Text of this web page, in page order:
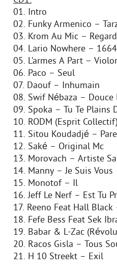
01. Intro
02. Funky Armenico –
03. Krom Au Mic –
04. Lario Nowhere – 1664
05. L’armes A Part –
06. Paco – Seul
07. Daouf – Inhumain
08. Swif Nébaza – Douce
09. Spoka – Tu Te Plains
10. RODM (Esprit
11. Sitou Koudadjé –
12. Saké – Original Mc
13. Morovach – Artiste
14. Manny – Je Suis Vous
15. Monotof – Il
16. Jeff Le Nerf – Est Tu
17. Reeno Feat Hall
18. Fefe Bess Feat Sek
19. Babar & L-Zac
20. Racos Gisla – Tous
21. H 10 Streekt – Exil